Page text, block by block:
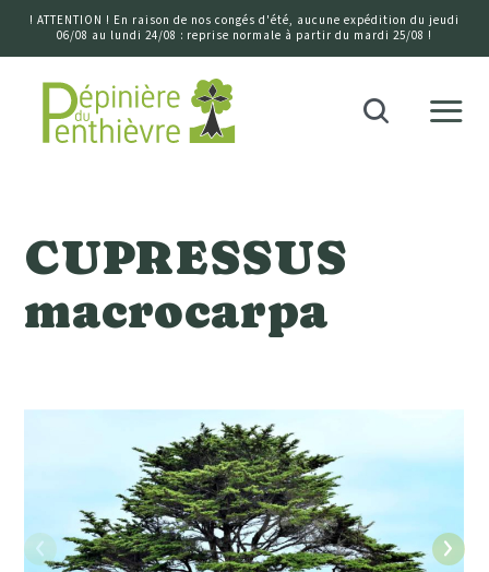
! ATTENTION ! En raison de nos congés d'été, aucune expédition du jeudi
06/08 au lundi 24/08 : reprise normale à partir du mardi 25/08 !
Accueil
Précédent
CUPRESSUS
macrocarpa